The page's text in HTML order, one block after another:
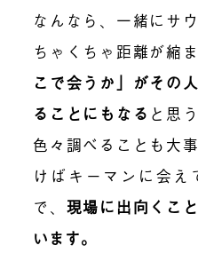
なんなら、一緒にサ
ちゃくちゃ距離が縮
こで会うか」がその
ることにもなる と思
色々調べることも大
けばキーマンに会
で、 現場に出向くこ
います。